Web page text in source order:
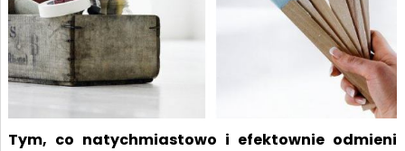
Tym, co natychmiastowo i efektownie odmieni